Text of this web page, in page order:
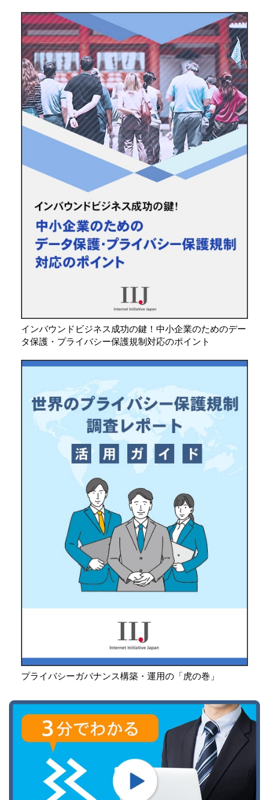
インバウンドビジネス成功の鍵！中小企業のためのデー
タ保護・プライバシー保護規制対応のポイント
プライバシーガバナンス構築・運用の「虎の巻」